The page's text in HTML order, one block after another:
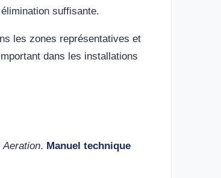
suffisante.
les zones représentatives et
dans les installations
Aeration. Manuel technique